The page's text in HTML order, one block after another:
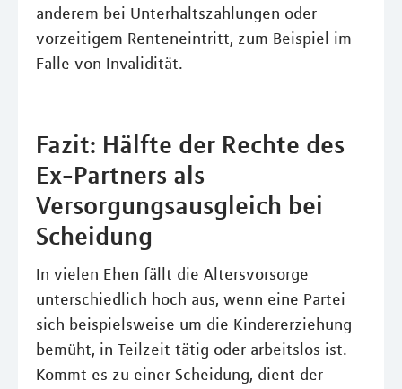
anderem bei Unterhaltszahlungen oder
vorzeitigem Renteneintritt, zum Beispiel im
Falle von Invalidität.
Fazit: Hälfte der Rechte des
Ex-Partners als
Versorgungsausgleich bei
Scheidung
In vielen Ehen fällt die Altersvorsorge
unterschiedlich hoch aus, wenn eine Partei
sich beispielsweise um die Kindererziehung
bemüht, in Teilzeit tätig oder arbeitslos ist.
Kommt es zu einer Scheidung, dient der